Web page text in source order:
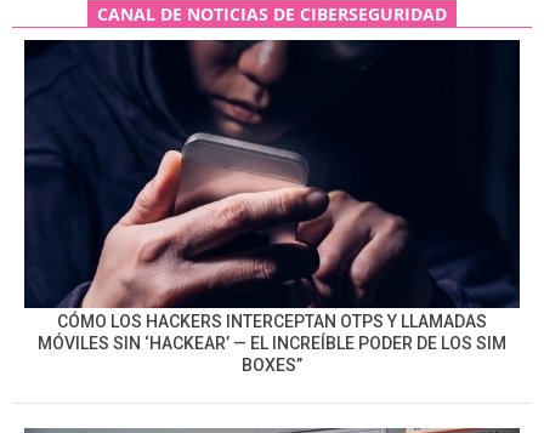
CANAL DE NOTICIAS DE CIBERSEGURIDAD
CÓMO LOS HACKERS INTERCEPTAN OTPS Y LLAMADAS
MÓVILES SIN ‘HACKEAR’ — EL INCREÍBLE PODER DE LOS SIM
BOXES”